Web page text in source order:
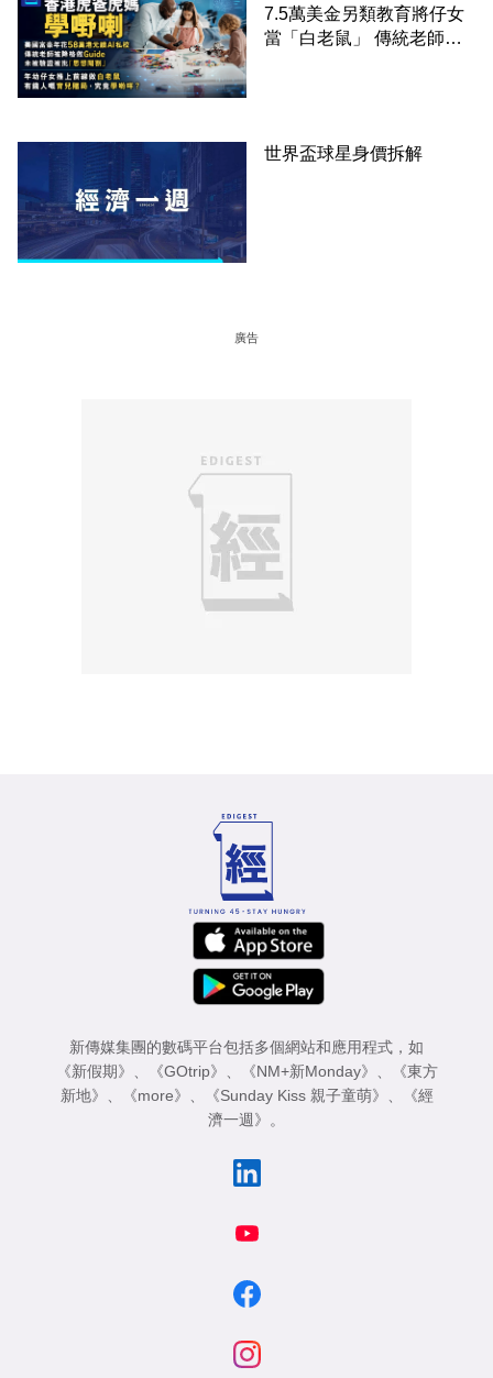
7.5萬美金另類教育將仔女
當「白老鼠」 傳統老師被
世界盃球星身價拆解
廣告
新傳媒集團的數碼平台包括多個網站和應用程式，如
《新假期》
《GOtrip》 《NM+新Monday》
《東方
新地》
《more》 《Sunday Kiss 親子童萌》
《經
濟一週》
。